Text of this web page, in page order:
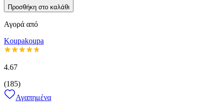
Προσθήκη στο καλάθι
Αγορά από
Koupakoupa
4.67
(185)
Αγαπημένα